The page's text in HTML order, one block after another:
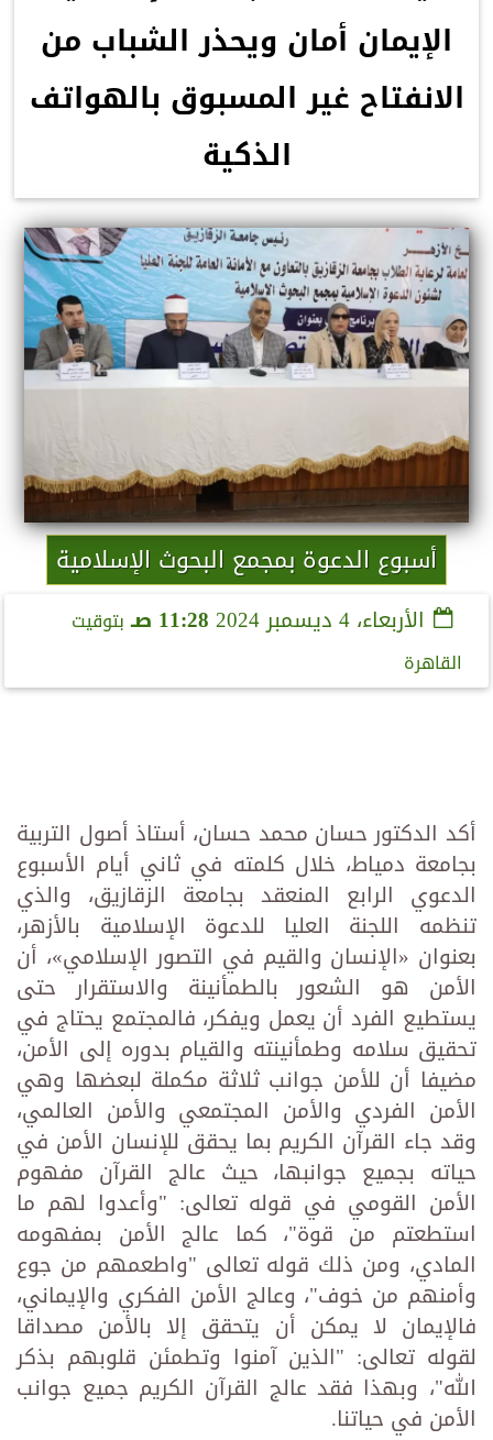
الإيمان أمان ويحذر الشباب من
الانفتاح غير المسبوق بالهواتف
الذكية
أسبوع الدعوة بمجمع البحوث الإسلامية
الأربعاء، 4 ديسمبر 2024 11:28 صـ
بتوقيت
القاهرة
أكد الدكتور حسان محمد حسان، أستاذ أصول التربية
بجامعة دمياط، خلال كلمته في ثاني أيام الأسبوع
الدعوي الرابع المنعقد بجامعة الزقازيق، والذي
تنظمه اللجنة العليا للدعوة الإسلامية بالأزهر،
بعنوان «الإنسان والقيم في التصور الإسلامي»، أن
الأمن هو الشعور بالطمأنينة والاستقرار حتى
يستطيع الفرد أن يعمل ويفكر، فالمجتمع يحتاج في
تحقيق سلامه وطمأنينته والقيام بدوره إلى الأمن،
مضيفا أن للأمن جوانب ثلاثة مكملة لبعضها وهي
الأمن الفردي والأمن المجتمعي والأمن العالمي،
وقد جاء القرآن الكريم بما يحقق للإنسان الأمن في
حياته بجميع جوانبها، حيث عالج القرآن مفهوم
الأمن القومي في قوله تعالى: "وأعدوا لهم ما
استطعتم من قوة"، كما عالج الأمن بمفهومه
المادي، ومن ذلك قوله تعالى "واطعمهم من جوع
وأمنهم من خوف"، وعالج الأمن الفكري والإيماني،
فالإيمان لا يمكن أن يتحقق إلا بالأمن مصداقا
لقوله تعالى: "الذين آمنوا وتطمئن قلوبهم بذكر
الله"، وبهذا فقد عالج القرآن الكريم جميع جوانب
الأمن في حياتنا.